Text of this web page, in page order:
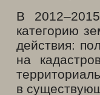
В
категорию
действия:
на
в